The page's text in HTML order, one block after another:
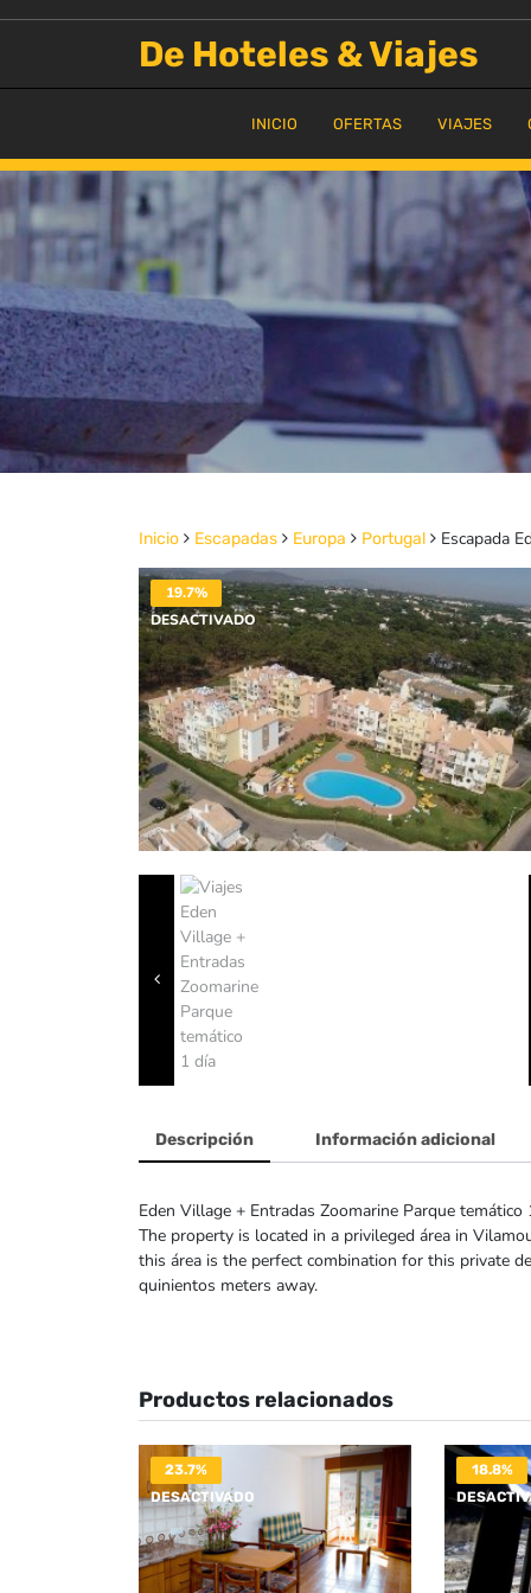
De Hoteles & Viajes
INICIO OFERTAS VIAJES
Inicio Escapadas Europa Portugal Escapada
19.7%
DESACTIVADO
Descripción Información adicional
Eden Village + Entradas Zoomarine Parque temático
The property is located in a privileged área in
this área is the perfect combination for this private
quinientos meters away.
Productos relacionados
23.7%
DESACTIVADO
18.8%